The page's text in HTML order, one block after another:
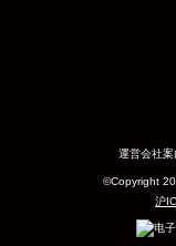
運営会社案
©Copyright
沪